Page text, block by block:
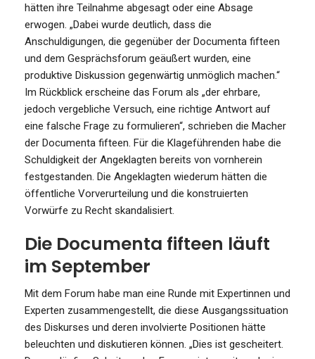
hätten ihre Teilnahme abgesagt oder eine Absage
erwogen. „Dabei wurde deutlich, dass die
Anschuldigungen, die gegenüber der Documenta fifteen
und dem Gesprächsforum geäußert wurden, eine
produktive Diskussion gegenwärtig unmöglich machen.“
Im Rückblick erscheine das Forum als „der ehrbare,
jedoch vergebliche Versuch, eine richtige Antwort auf
eine falsche Frage zu formulieren“, schrieben die Macher
der Documenta fifteen. Für die Klageführenden habe die
Schuldigkeit der Angeklagten bereits von vornherein
festgestanden. Die Angeklagten wiederum hätten die
öffentliche Vorverurteilung und die konstruierten
Vorwürfe zu Recht skandalisiert.
Die Documenta fifteen läuft
im September
Mit dem Forum habe man eine Runde mit Expertinnen und
Experten zusammengestellt, die diese Ausgangssituation
des Diskurses und deren involvierte Positionen hätte
beleuchten und diskutieren können. „Dies ist gescheitert.